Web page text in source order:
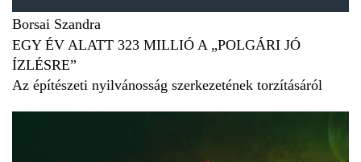
Borsai Szandra
EGY ÉV ALATT 323 MILLIÓ A „POLGÁRI JÓ
ÍZLÉSRE”
Az építészeti nyilvánosság szerkezetének torzításáról